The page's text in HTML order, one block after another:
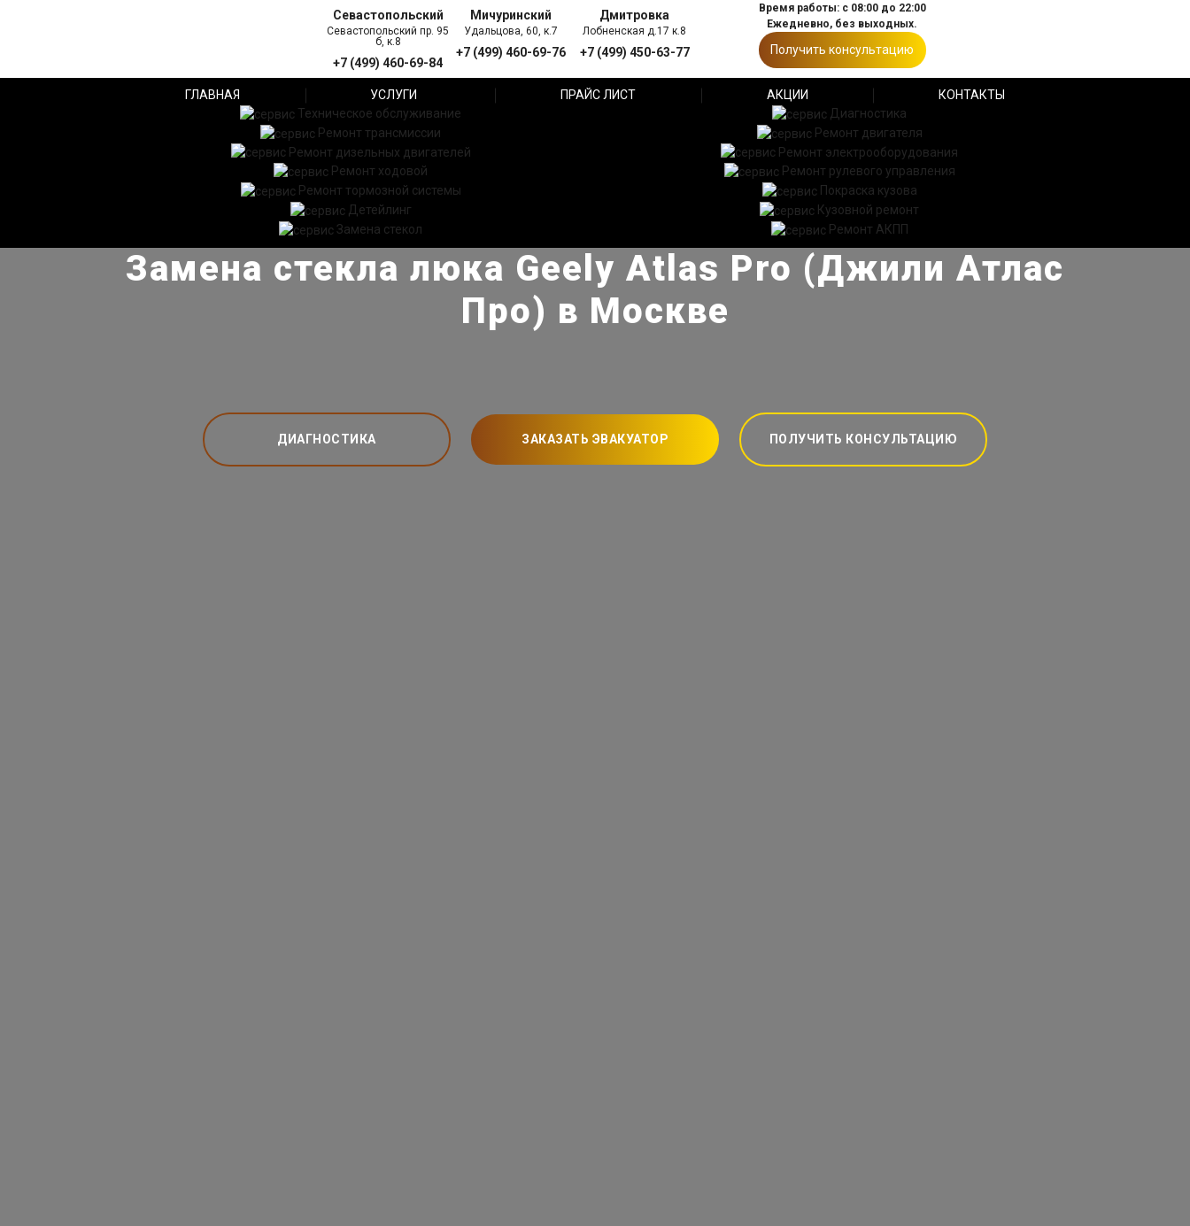
Севастопольский
Севастопольский пр. 95
б, к.8
+7 (499) 460-69-84
Мичуринский
Удальцова, 60, к.7
+7 (499) 460-69-76
Дмитровка
Лобненская д.17 к.8
+7 (499) 450-63-77
Время работы: с 08:00 до 22:00
Ежедневно, без выходных.
Получить консультацию
ГЛАВНАЯ УСЛУГИ ПРАЙС ЛИСТ АКЦИИ
КОНТАКТЫ
Техническое обслуживание
Диагностика
Ремонт трансмиссии
Ремонт двигателя
Ремонт дизельных двигателей
Ремонт электрооборудования
Ремонт ходовой
Ремонт рулевого управления
Ремонт тормозной системы
Покраска кузова
Детейлинг
Кузовной ремонт
Замена стекол
Ремонт АКПП
Замена стекла люка Geely Atlas Pro (Джили Атлас
Про) в Москве
ДИАГНОСТИКА ЗАКАЗАТЬ ЭВАКУАТОР ПОЛУЧИТЬ КОНСУЛЬТАЦИЮ